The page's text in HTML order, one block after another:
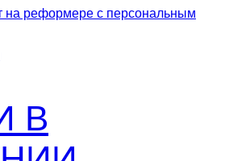
на реформере с персональным
В